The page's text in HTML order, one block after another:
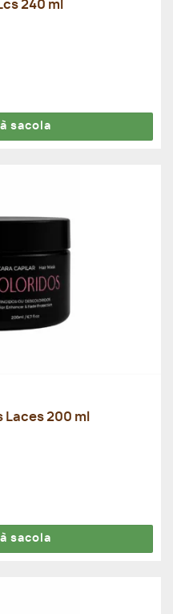
240 ml
sacola
200 ml
sacola